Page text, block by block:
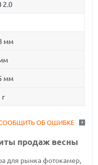
2.0
мм
мм
г
ОБ ОШИБКЕ
продаж весны
для рынка фотокамер,